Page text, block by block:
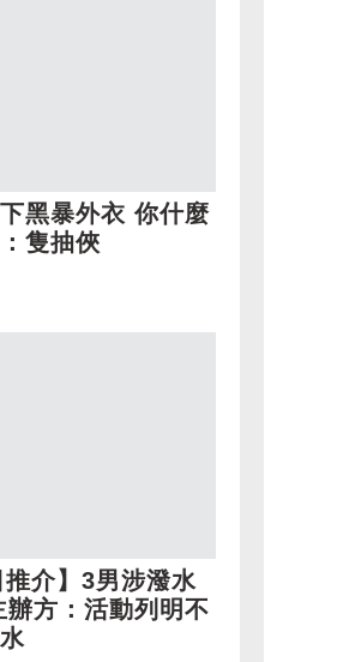
黑暴外衣 你什麼
隻抽俠
推介】3男涉潑水
方：活動列明不